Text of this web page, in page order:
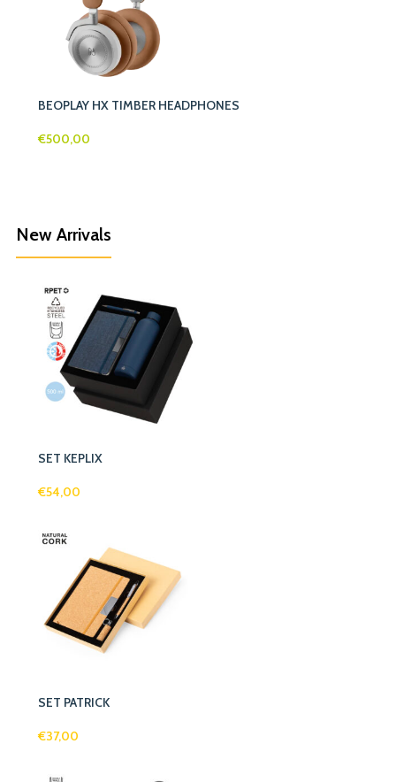
BEOPLAY HX TIMBER HEADPHONES
€500,00
New Arrivals
SET KEPLIX
€54,00
SET PATRICK
€37,00